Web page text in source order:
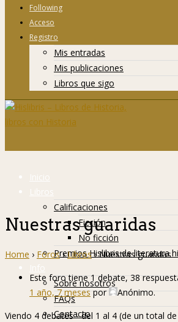
Following
Acceso
Registro
Mis entradas
Mis publicaciones
Libros que sigo
Inicio
Libros
Calificaciones
Ficción
No ficción
Premios Hislibris de literatura
Info
Sobre nosotros
FAQs
Contacto
Nuestras guaridas
Home › Foros › Libros › Nuestras guaridas
Este foro tiene 1 debate, 38
1 año, 7 meses por Anónimo.
Viendo 4 debates - del 1 al 4 (de un total